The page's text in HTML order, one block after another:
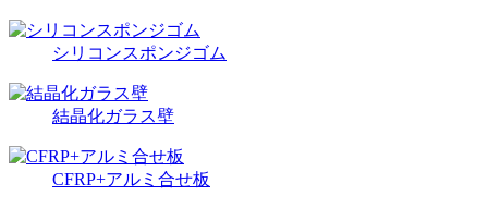
シリコンスポンジゴム
結晶化ガラス壁
CFRP+アルミ合せ板